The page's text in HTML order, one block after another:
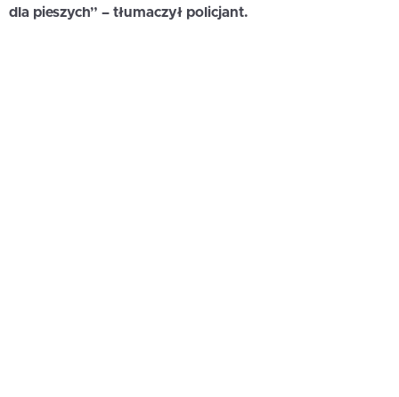
dla pieszych” – tłumaczył policjant.